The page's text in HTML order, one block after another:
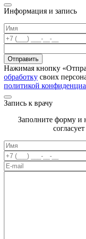
Информация и запись
Отправить
Нажимая кнопку
обработку своих
политикой
Запись к врачу
Заполните форму и